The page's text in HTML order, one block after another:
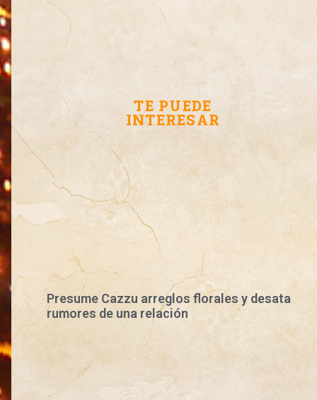
TE PUEDE
INTERESAR
Presume Cazzu arreglos florales y desata
rumores de una relación